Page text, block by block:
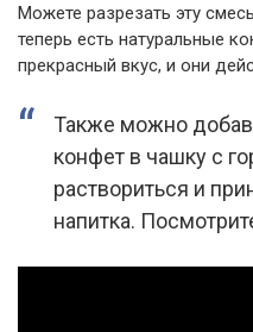
Можете разрезать эту
теперь есть натуральные
прекрасный вкус, и они
Также можно
конфет в чашку с
раствориться и
напитка.